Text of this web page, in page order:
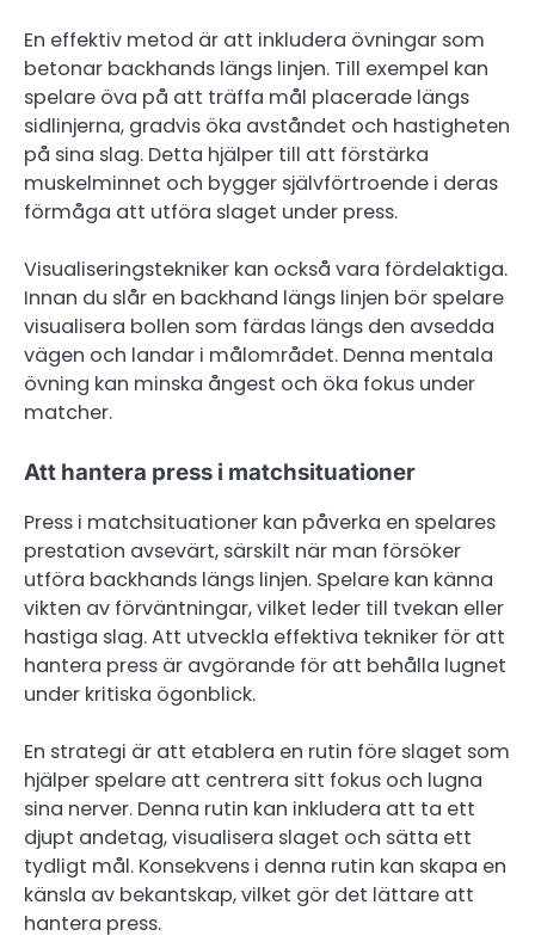
En effektiv metod är att inkludera övningar som
betonar backhands längs linjen. Till exempel kan
spelare öva på att träffa mål placerade längs
sidlinjerna, gradvis öka avståndet och hastigheten
på sina slag. Detta hjälper till att förstärka
muskelminnet och bygger självförtroende i deras
förmåga att utföra slaget under press.
Visualiseringstekniker kan också vara fördelaktiga.
Innan du slår en backhand längs linjen bör spelare
visualisera bollen som färdas längs den avsedda
vägen och landar i målområdet. Denna mentala
övning kan minska ångest och öka fokus under
matcher.
Att hantera press i matchsituationer
Press i matchsituationer kan påverka en spelares
prestation avsevärt, särskilt när man försöker
utföra backhands längs linjen. Spelare kan känna
vikten av förväntningar, vilket leder till tvekan eller
hastiga slag. Att utveckla effektiva tekniker för att
hantera press är avgörande för att behålla lugnet
under kritiska ögonblick.
En strategi är att etablera en rutin före slaget som
hjälper spelare att centrera sitt fokus och lugna
sina nerver. Denna rutin kan inkludera att ta ett
djupt andetag, visualisera slaget och sätta ett
tydligt mål. Konsekvens i denna rutin kan skapa en
känsla av bekantskap, vilket gör det lättare att
hantera press.